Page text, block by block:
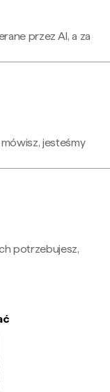
przez AI, a za
jesteśmy
potrzebujesz,